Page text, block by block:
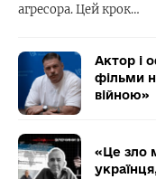
агресора. Цей крок…
Актор і
фільми
війною»
«Це зло